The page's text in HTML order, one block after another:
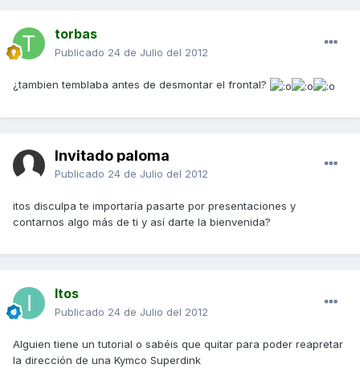
torbas
Publicado 24 de Julio del 2012
¿tambien temblaba antes de desmontar el frontal?
Invitado paloma
Publicado 24 de Julio del 2012
itos disculpa te importaría pasarte por presentaciones y
contarnos algo más de ti y así darte la bienvenida?
Itos
Publicado 24 de Julio del 2012
Alguien tiene un tutorial o sabéis que quitar para poder reapretar
la dirección de una Kymco Superdink